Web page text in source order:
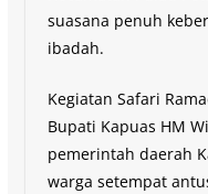
suasana penuh
ibadah.
Kegiatan Safari
Bupati Kapuas HM
pemerintah daerah
warga setempat